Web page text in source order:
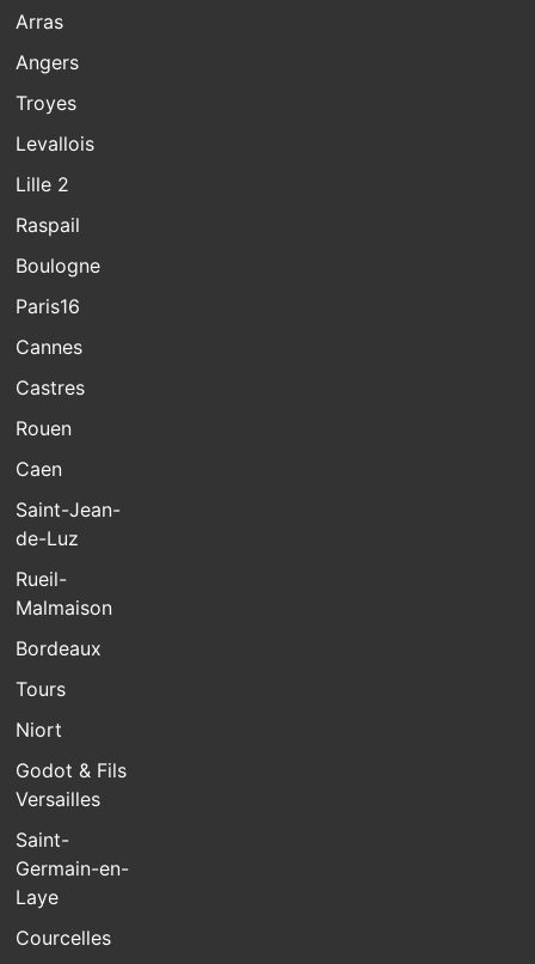
Arras
Angers
Troyes
Levallois
Lille 2
Raspail
Boulogne
Paris16
Cannes
Castres
Rouen
Caen
Saint-Jean-
de-Luz
Rueil-
Malmaison
Bordeaux
Tours
Niort
Godot & Fils
Versailles
Saint-
Germain-en-
Laye
Courcelles